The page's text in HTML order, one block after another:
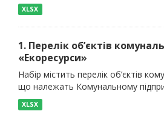
XLSX
1. Перелік об’єктів
«Екоресурси»
Набір містить перелік об’єктів
що належать Комунальному
XLSX